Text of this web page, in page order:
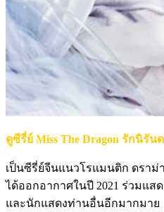
ดูซีรี่ย์ Miss The Dragon รักนิรั
เป็นซีรี่ย์จีนแนวโรแมนติก ดราม่
ได้ออกอากาศในปี 2021 ร่วมแส
และนักแสดงท่านอื่นอีกมากมาย